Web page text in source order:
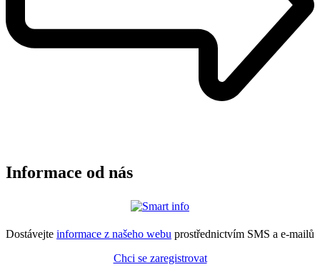
Informace od nás
Dostávejte informace z našeho webu prostřednictvím SMS a e-mailů
Chci se zaregistrovat